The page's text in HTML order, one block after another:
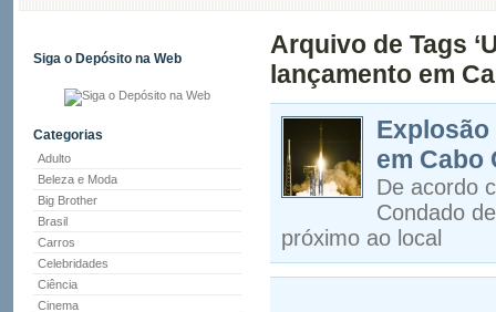
Siga o Depósito na Web
Categorias
Adulto
Beleza e Moda
Big Brother
Brasil
Carros
Celebridades
Ciência
Cinema
Arquivo de Tags
lançamento em
em Cabo
De acordo
Condado
próximo ao local